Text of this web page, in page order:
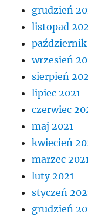
grudzień
listopad
październik
wrzesień
sierpień
lipiec 2021
czerwiec
maj 2021
kwiecień
marzec 2021
luty 2021
styczeń
grudzień